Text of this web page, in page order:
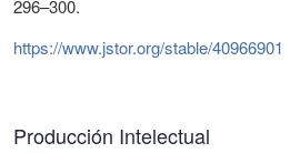
296–300.
https://www.jstor.org/stable/40966901
Producción Intelectual